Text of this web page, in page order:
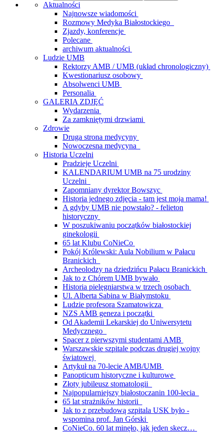
Aktualności
Najnowsze wiadomości
Rozmowy Medyka Białostockiego
Zjazdy, konferencje
Polecane
archiwum aktualności
Ludzie UMB
Rektorzy AMB / UMB (układ chronologiczny)
Kwestionariusz osobowy
Absolwenci UMB
Personalia
GALERIA ZDJĘĆ
Wydarzenia
Za zamkniętymi drzwiami
Zdrowie
Druga strona medycyny
Nowoczesna medycyna
Historia Uczelni
Pradzieje Uczelni
KALENDARIUM UMB na 75 urodziny
Uczelni
Zapomniany dyrektor Bowszyc
Historia jednego zdjęcia - tam jest moja mama!
A gdyby UMB nie powstało? - felieton
historyczny
W poszukiwaniu początków białostockiej
ginekologii
65 lat Klubu CoNieCo
Pokój Królewski: Aula Nobilium w Pałacu
Branickich
Archeolodzy na dziedzińcu Pałacu Branickich
Jak to z Chórem UMB bywało
Historia pielęgniarstwa w trzech osobach
Ul. Alberta Sabina w Białymstoku
Ludzie profesora Szamatowicza
NZS AMB geneza i początki
Od Akademii Lekarskiej do Uniwersytetu
Medycznego
Spacer z pierwszymi studentami AMB
Warszawskie szpitale podczas drugiej wojny
światowej
Artykuł na 70-lecie AMB/UMB
Panopticum historyczne i kulturowe
Złoty jubileusz stomatologii
Najpopularniejszy białostoczanin 100-lecia
65 lat strażników historii
Jak to z przebudową szpitala USK było -
wspomina prof. Jan Górski
CoNieCo. 60 lat minęło, jak jeden skecz…